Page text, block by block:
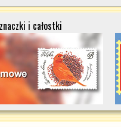
i całostki